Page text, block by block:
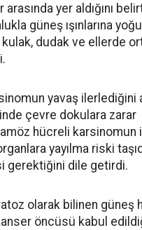
yer aldığını
güneş ışınlarına
kulak, dudak ve ellerde
yavaş ilerlediğini
çevre dokulara zarar
hücreli karsinomun
yayılma riski
gerektiğini dile getirdi.
olarak bilinen güneş
öncüsü kabul